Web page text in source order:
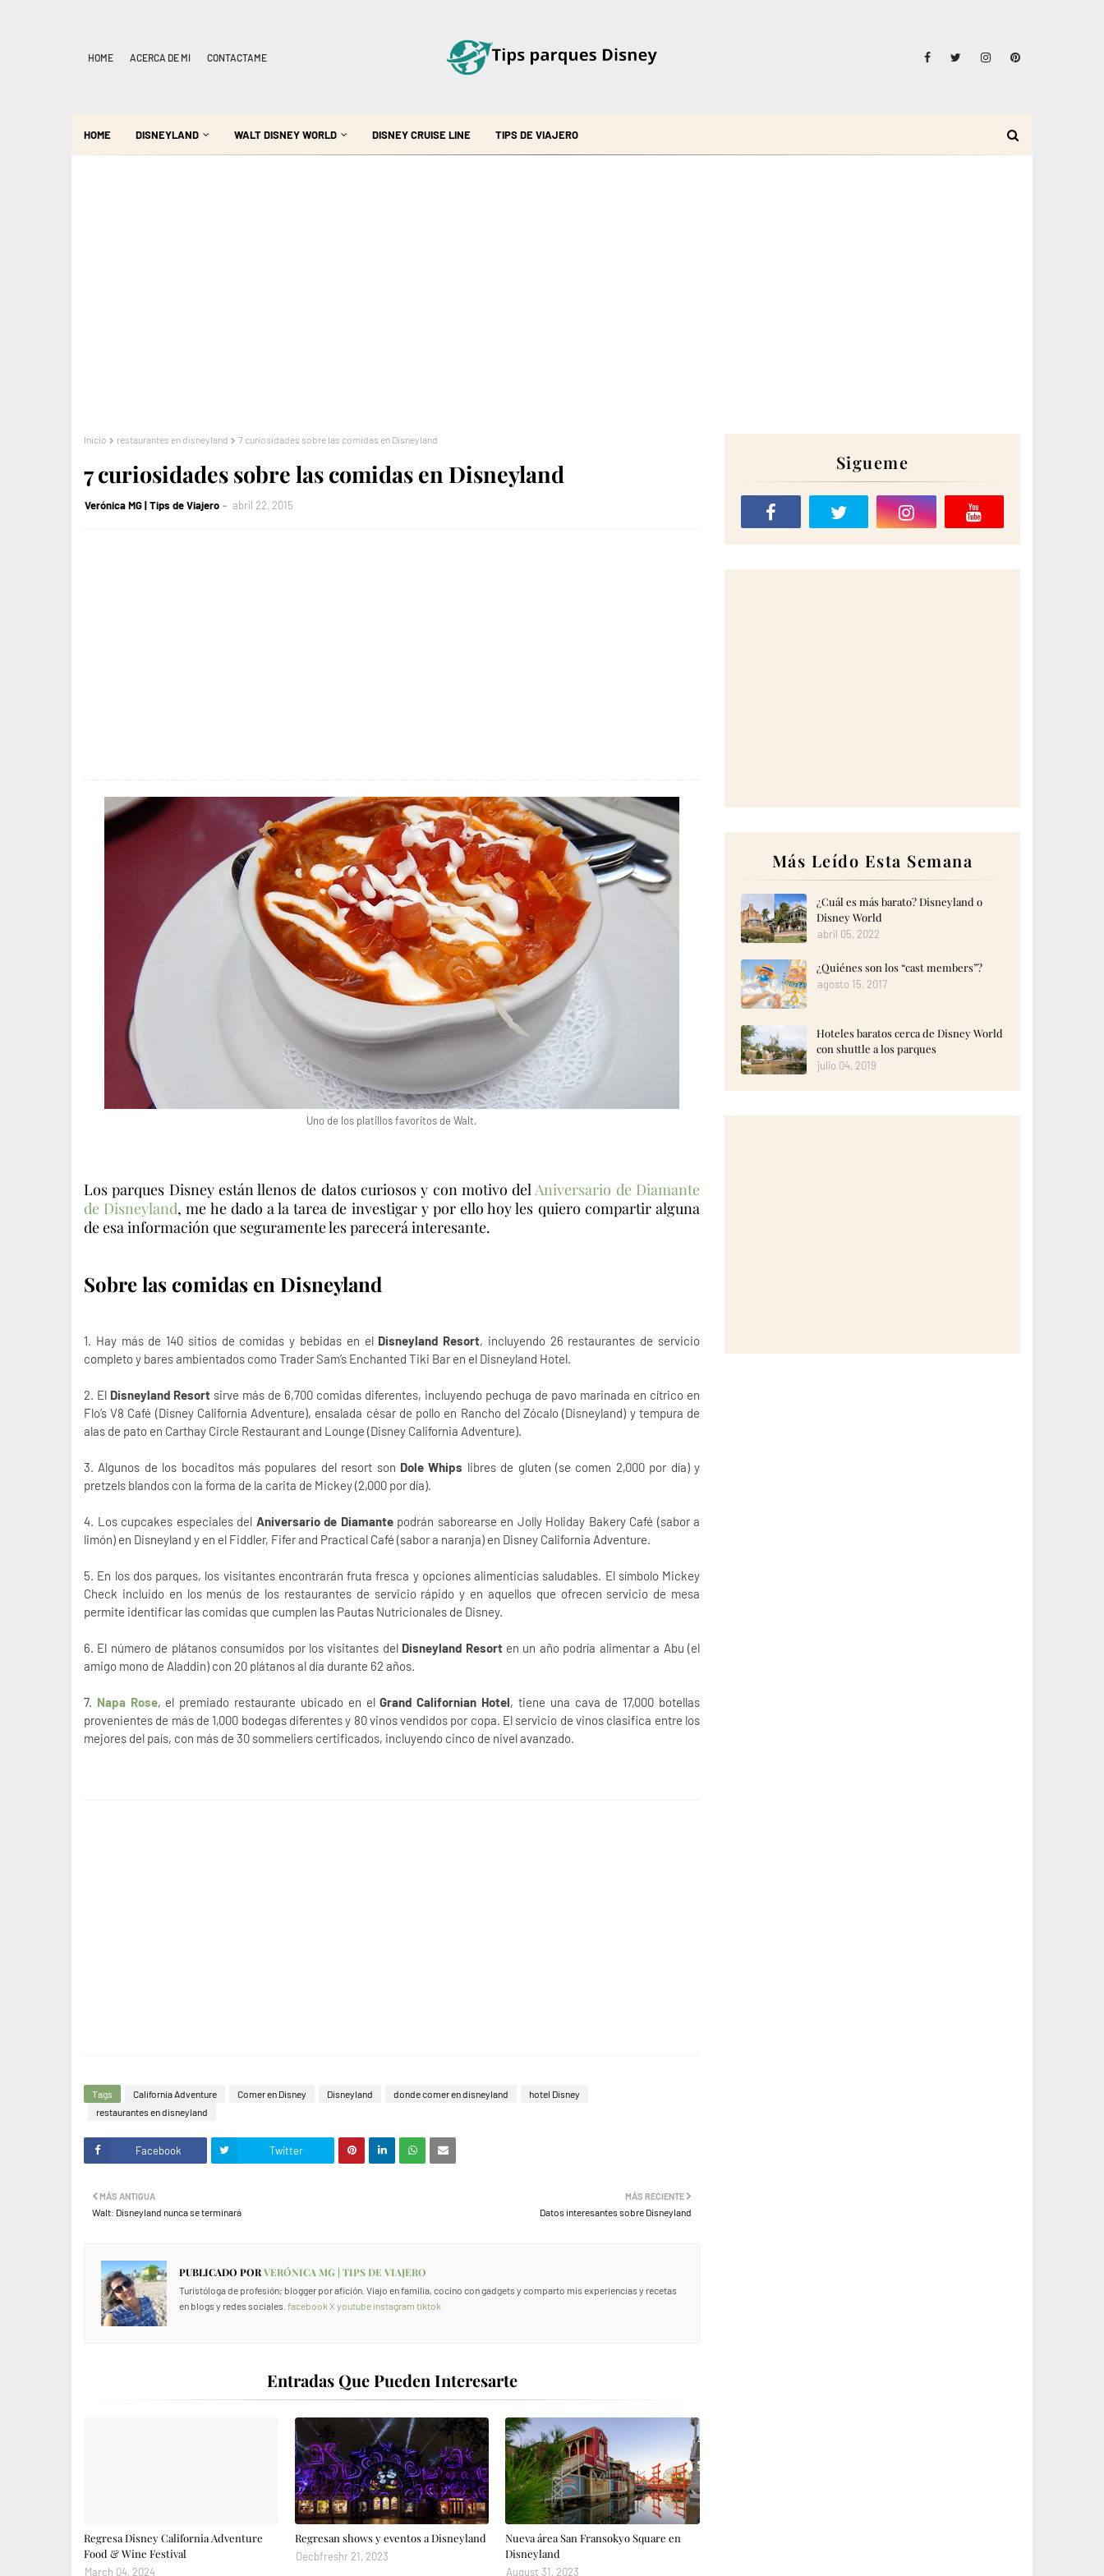
HOME ACERCA DE MI CONTACTAME
HOME DISNEYLAND WALT DISNEY WORLD DISNEY CRUISE LINE TIPS DE VIAJERO
Inicio restaurantes en disneyland 7 curiosidades sobre las comidas en Disneyland
7 curiosidades sobre las comidas en Disneyland
Verónica MG | Tips de Viajero abril 22, 2015
Uno de los platillos favoritos de Walt.
Los parques Disney están llenos de datos curiosos y con motivo delAniversario de Diamante
de Disneyland, me he dado a la tarea de investigar y por ello hoy les quiero compartir alguna
de esa información que seguramente les parecerá interesante.
Sobre las comidas en Disneyland
1. Hay más de 140 sitios de comidas y bebidas en el Disneyland Resort, incluyendo 26 restaurantes de servicio
completo y bares ambientados como Trader Sam’s Enchanted Tiki Bar en el Disneyland Hotel.
2. El Disneyland Resort sirve más de 6,700 comidas diferentes, incluyendo pechuga de pavo marinada en cítrico en
Flo’s V8 Café (Disney California Adventure), ensalada césar de pollo en Rancho del Zócalo (Disneyland) y tempura de
alas de pato en Carthay Circle Restaurant and Lounge (Disney California Adventure).
3. Algunos de los bocaditos más populares del resort son Dole Whips libres de gluten (se comen 2,000 por día) y
pretzels blandos con la forma de la carita de Mickey (2,000 por día).
4. Los cupcakes especiales del Aniversario de Diamantepodrán saborearse en Jolly Holiday Bakery Café (sabor a
limón) en Disneyland y en el Fiddler, Fifer and Practical Café (sabor a naranja) en Disney California Adventure.
5. En los dos parques, los visitantes encontrarán fruta fresca y opciones alimenticias saludables. El símbolo Mickey
Check incluido en los menús de los restaurantes de servicio rápido y en aquellos que ofrecen servicio de mesa
permite identificar las comidas que cumplen las Pautas Nutricionales de Disney.
6. El número de plátanos consumidos por los visitantes del Disneyland Resorten un año podría alimentar a Abu (el
amigo mono de Aladdin) con 20 plátanos al día durante 62 años.
7. Napa Rose, el premiado restaurante ubicado en elGrand Californian Hotel, tiene una cava de 17,000 botellas
provenientes de más de 1,000 bodegas diferentes y 80 vinos vendidos por copa. El servicio de vinos clasifica entre los
mejores del país, con más de 30 sommeliers certificados, incluyendo cinco de nivel avanzado.
Tags California Adventure Comer en Disney Disneyland donde comer en disneyland
hotel Disney
restaurantes en disneyland
Facebook Twitter
MÁS RECIENTE
Datos interesantes sobre Disneyland
MÁS ANTIGUA
Walt: Disneyland nunca se terminará
PUBLICADO PORVERÓNICA MG | TIPS DE VIAJERO
Turistóloga de profesión; blogger por afición. Viajo en familia, cocino con gadgets y comparto mis experiencias y recetas
en blogs y redes sociales. facebook Xyoutube instagram tiktok
Entradas Que Pueden Interesarte
Regresa Disney California Adventure
Food & Wine Festival
March 04, 2024
Regresan shows y eventos a Disneyland
Decbfreshr 21, 2023
Nueva área San Fransokyo Square en
Disneyland
August 31, 2023
Sigueme
Más Leído Esta Semana
¿Cuál es más barato? Disneyland o
Disney World
abril 05, 2022
¿Quiénes son los “cast members”?
agosto 15, 2017
Hoteles baratos cerca de Disney World
con shuttle a los parques
julio 04, 2019